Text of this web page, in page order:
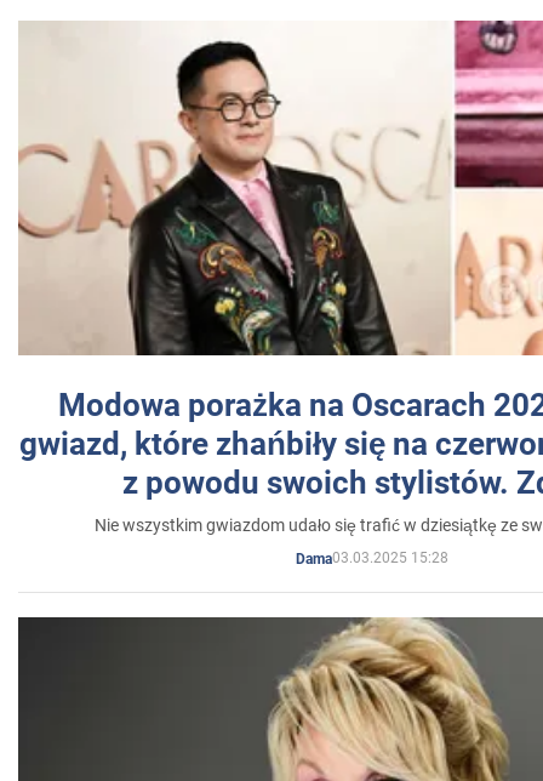
Modowa porażka na Oscarach
gwiazd, które zhańbiły się na
z powodu swoich stylistów.
Nie wszystkim gwiazdom udało się trafić w dziesiątkę ze
Dama03.03.2025 15:28